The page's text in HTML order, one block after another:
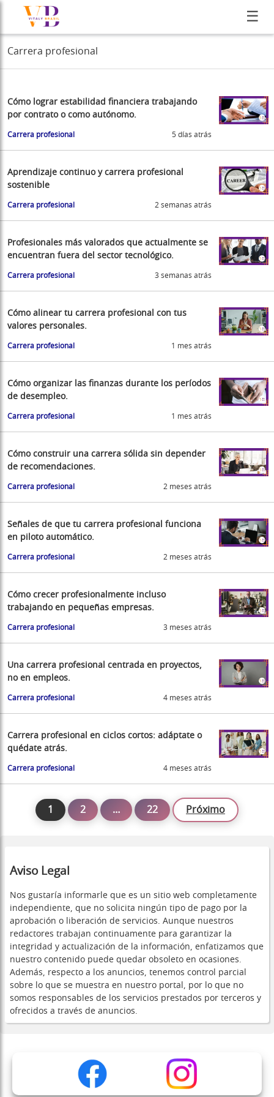
☰
Carrera profesional
Cómo lograr estabilidad financiera trabajando
por contrato o como autónomo.
Carrera profesional 5 días atrás
Aprendizaje continuo y carrera profesional
sostenible
Carrera profesional 2 semanas atrás
Profesionales más valorados que actualmente se
encuentran fuera del sector tecnológico.
Carrera profesional 3 semanas atrás
Cómo alinear tu carrera profesional con tus
valores personales.
Carrera profesional 1 mes atrás
Cómo organizar las finanzas durante los períodos
de desempleo.
Carrera profesional 1 mes atrás
Cómo construir una carrera sólida sin depender
de recomendaciones.
Carrera profesional 2 meses atrás
Señales de que tu carrera profesional funciona
en piloto automático.
Carrera profesional 2 meses atrás
Cómo crecer profesionalmente incluso
trabajando en pequeñas empresas.
Carrera profesional 3 meses atrás
Una carrera profesional centrada en proyectos,
no en empleos.
Carrera profesional 4 meses atrás
Carrera profesional en ciclos cortos: adáptate o
quédate atrás.
Carrera profesional 4 meses atrás
1 2 … 22 Próximo
Aviso Legal
Nos gustaría informarle que es un sitio web completamente
independiente, que no solicita ningún tipo de pago por la
aprobación o liberación de servicios. Aunque nuestros
redactores trabajan continuamente para garantizar la
integridad y actualización de la información, enfatizamos que
nuestro contenido puede quedar obsoleto en ocasiones.
Además, respecto a los anuncios, tenemos control parcial
sobre lo que se muestra en nuestro portal, por lo que no
somos responsables de los servicios prestados por terceros y
ofrecidos a través de anuncios.